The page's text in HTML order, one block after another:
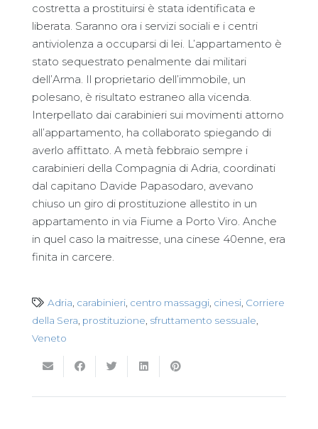
costretta a prostituirsi è stata identificata e
liberata. Saranno ora i servizi sociali e i centri
antiviolenza a occuparsi di lei. L’appartamento è
stato sequestrato penalmente dai militari
dell’Arma. Il proprietario dell’immobile, un
polesano, è risultato estraneo alla vicenda.
Interpellato dai carabinieri sui movimenti attorno
all’appartamento, ha collaborato spiegando di
averlo affittato. A metà febbraio sempre i
carabinieri della Compagnia di Adria, coordinati
dal capitano Davide Papasodaro, avevano
chiuso un giro di prostituzione allestito in un
appartamento in via Fiume a Porto Viro. Anche
in quel caso la maitresse, una cinese 40enne, era
finita in carcere.
Adria carabinieri centro massaggi cinesi Corriere
della Sera prostituzione sfruttamento sessuale
Veneto